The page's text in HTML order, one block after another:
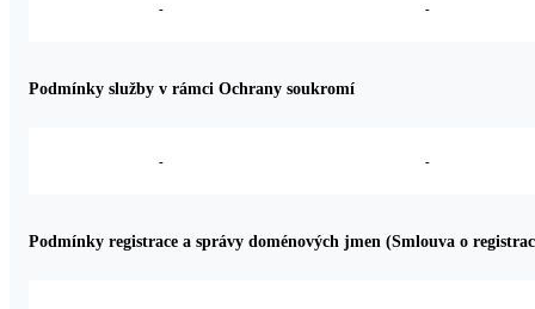
- -
Podmínky služby v rámci Ochrany soukromí
- -
Podmínky registrace a správy doménových jmen (Smlouva o